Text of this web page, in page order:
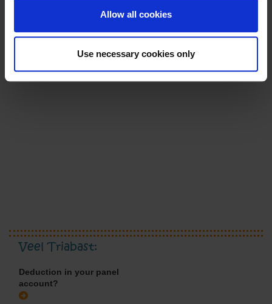
Allow all cookies
Use necessary cookies only
Veel Triabast:
Deduction in your panel
account?